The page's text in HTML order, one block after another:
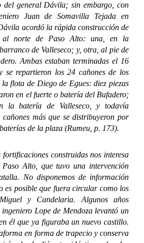
del general Dávila; sin embargo, con
Juan de Somavilla Tejada en
acordó la rápida construcción de
al norte de Paso Alto: una, en la
de Valleseco; y, otra, al pie de
Ambas estaban terminadas el 16
se repartieron los 24 cañones de los
la flota de Diego de Egues: diez piezas
en el fuerte o batería del Bufadero;
la batería de Valleseco, y todavía
más que se distribuyeron por
de la plaza (Rumeu, p. 173).
construidas nos interesa
Alto, que tuvo una intervención
No disponemos de información
es posible que fuera circular como los
y Candelaria. Algunos años
ingeniero Lope de Mendoza levantó un
él que ya figuraba un nuevo castillo.
en forma de trapecio y conserva